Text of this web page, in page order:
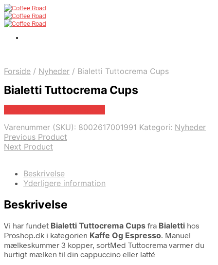
Forside / Nyheder / Bialetti Tuttocrema Cups
Bialetti Tuttocrema Cups
Varenummer (SKU): 8002617001991 Kategori: Nyheder
Previous Product
Next Product
Beskrivelse
Yderligere information
Beskrivelse
Vi har fundet Bialetti Tuttocrema Cups fra Bialetti hos
Proshop.dk i kategorien Kaffe Og Espresso. Manuel
mælkeskummer 3 kopper, sortMed Tuttocrema varmer du
hurtigt mælken til din cappuccino eller latté